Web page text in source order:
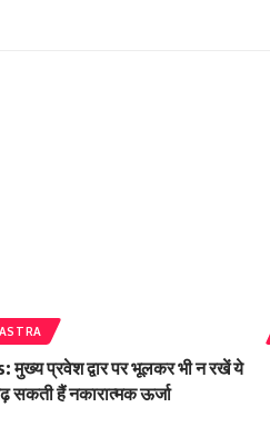
प्रवेश द्वार पर भूलकर भी न रखें ये
सकती हैं नकारात्मक ऊर्जा